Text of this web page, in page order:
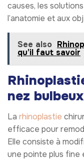
causes, les
l’anatomie et aux
See also
qu’il faut savoir
nez bulbeux
La rhinoplastie
efficace pour
Elle consiste à
une pointe plus fine